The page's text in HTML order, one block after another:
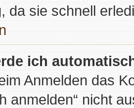
da sie schnell
ich
Anmelden das
anmelden“ nicht